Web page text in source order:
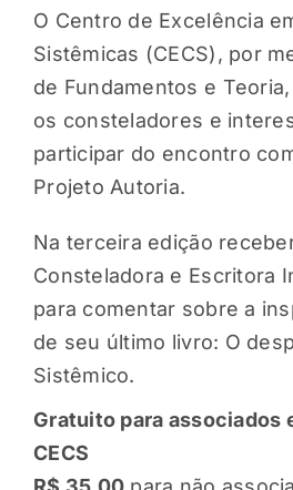
O Centro de Excelência
Sistêmicas (CECS), por
de Fundamentos e
os consteladores e
participar do encontro
Projeto Autoria.
Na terceira edição
Consteladora e Escritora
para comentar sobre a
de seu último livro: O
Sistêmico.
Gratuito para associados
CECS